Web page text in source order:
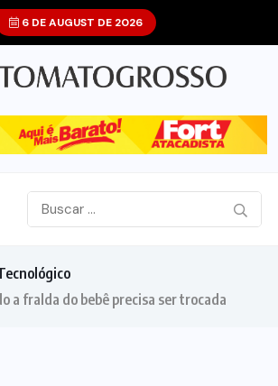
6 DE AUGUST DE 2026
a fralda do bebê precisa ser trocada